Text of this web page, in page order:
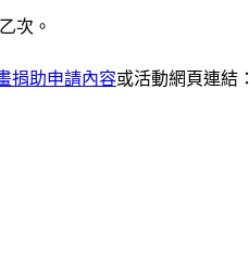
次。
捐助申請內容或活動網頁連結：